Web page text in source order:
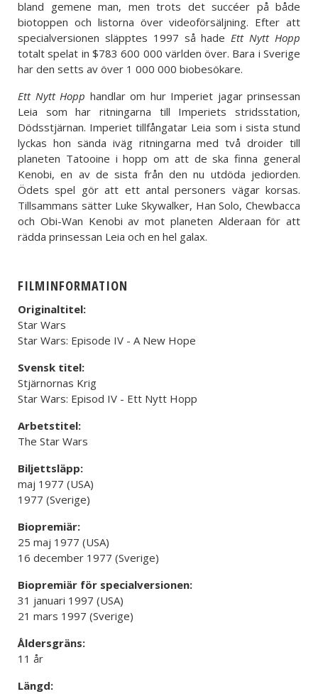
bland gemene man, men trots det succéer på både
biotoppen och listorna över videoförsäljning. Efter att
specialversionen släpptes 1997 så hadeEtt Nytt Hopp
totalt spelat in $783 600 000 världen över. Bara i Sverige
har den setts av över 1 000 000 biobesökare.
Ett Nytt Hopp handlar om hur Imperiet jagar prinsessan
Leia som har ritningarna till Imperiets stridsstation,
Dödsstjärnan. Imperiet tillfångatar Leia som i sista stund
lyckas hon sända iväg ritningarna med två droider till
planeten Tatooine i hopp om att de ska finna general
Kenobi, en av de sista från den nu utdöda jediorden.
Ödets spel gör att ett antal personers vägar korsas.
Tillsammans sätter Luke Skywalker, Han Solo, Chewbacca
och Obi-Wan Kenobi av mot planeten Alderaan för att
rädda prinsessan Leia och en hel galax.
FILMINFORMATION
Originaltitel:
Star Wars
Star Wars: Episode IV - A New Hope
Svensk titel:
Stjärnornas Krig
Star Wars: Episod IV - Ett Nytt Hopp
Arbetstitel:
The Star Wars
Biljettsläpp:
maj 1977 (USA)
1977 (Sverige)
Biopremiär:
25 maj 1977 (USA)
16 december 1977 (Sverige)
Biopremiär för specialversionen:
31 januari 1997 (USA)
21 mars 1997 (Sverige)
Åldersgräns:
11 år
Längd: